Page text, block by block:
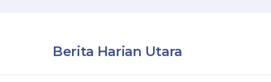
seluruh beritanya, teman-teman. Dengan
Berita Harian Utara